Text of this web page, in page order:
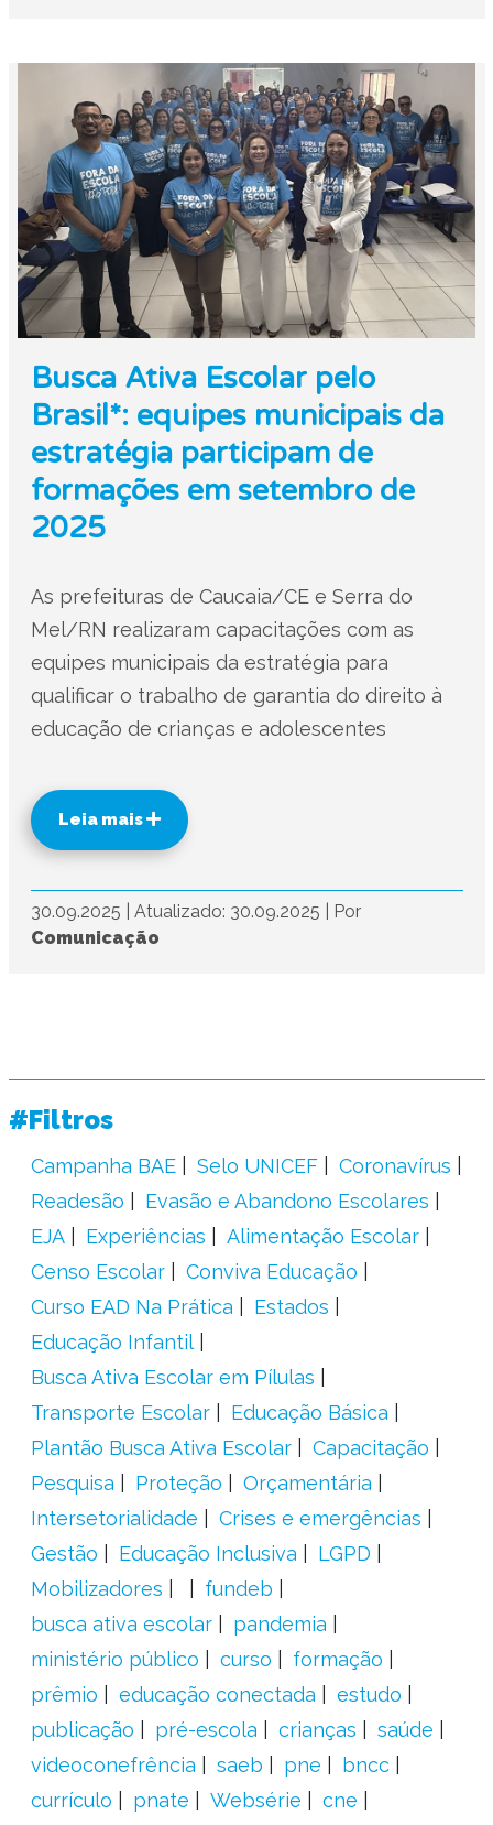
Busca Ativa Escolar pelo
Brasil*: equipes municipais da
estratégia participam de
formações em setembro de
2025
As prefeituras de Caucaia/CE e Serra do
Mel/RN realizaram capacitações com as
equipes municipais da estratégia para
qualificar o trabalho de garantia do direito à
educação de crianças e adolescentes
Leia mais
30.09.2025 Atualizado: 30.09.2025
Por
Comunicação
#Filtros
Campanha BAE Selo UNICEF
Coronavírus
Readesão
Evasão e Abandono Escolares
EJA
Experiências
Alimentação Escolar
Censo Escolar
Conviva Educação
Curso EAD Na Prática
Estados
Educação Infantil
Busca Ativa Escolar em Pílulas
Transporte Escolar
Educação Básica
Plantão Busca Ativa Escolar
Capacitação
Pesquisa
Proteção
Orçamentária
Intersetorialidade
Crises e emergências
Gestão
Educação Inclusiva
LGPD
Mobilizadores
fundeb
busca ativa escolar
pandemia
ministério público
curso
formação
prêmio
educação conectada
estudo
publicação
pré-escola crianças
saúde
videoconefrência
saeb pne
bncc
currículo
pnate Websérie
cne